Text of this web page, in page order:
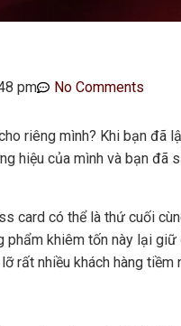
pm No Comments
riêng mình? Khi bạn đã
hiệu của mình và bạn đã
card có thể là thứ cuối
phẩm khiêm tốn này lại
rất nhiều khách hàng tiềm